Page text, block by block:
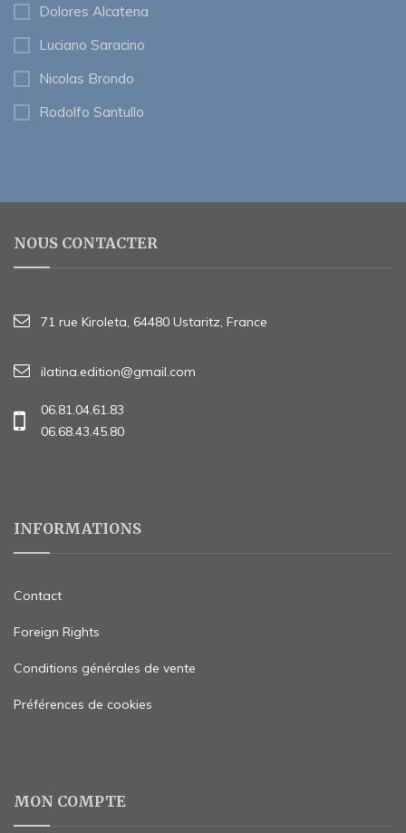
Dolores Alcatena
Luciano Saracino
Nicolas Brondo
Rodolfo Santullo
NOUS CONTACTER
71 rue Kiroleta, 64480 Ustaritz, France
ilatina.edition@gmail.com
06.81.04.61.83
06.68.43.45.80
INFORMATIONS
Contact
Foreign Rights
Conditions générales de vente
Préférences de cookies
MON COMPTE